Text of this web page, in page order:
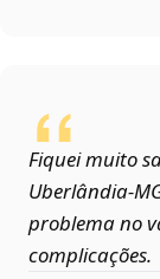
Fiquei muito
problema no
complicações.